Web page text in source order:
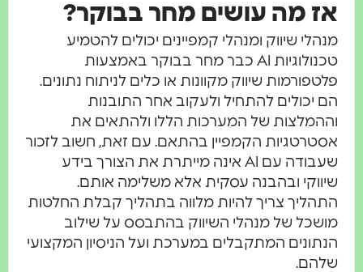
אז מה עושים מחר בבוקר?
מנהלי שיווק ומנהלי קמפיינים יכולים להטמיע
טכנולוגיות AI כבר מחר בבוקר באמצעות
פלטפורמות שיווק מקוונות או כלים לניתוח נתונים.
הם יכולים להתחיל ולעקוב אחר התובנות
וההמלצות של המערכות הללו ולהתאים את
אסטרטגיות הקמפיין בהתאם. עם זאת, חשוב לזכור
שעבודה עם AI אינה מייתרת את הצורך בידע
שיווקי ובהבנה עסקית אלא משלימה אותם.
התהליך צריך להיות מלווה בתהליך קבלת החלטות
מושכל של מנהלי השיווק בהתבסס על שילוב
הנתונים המתקבלים במערכת ועל הניסיון המקצועי
שלהם.